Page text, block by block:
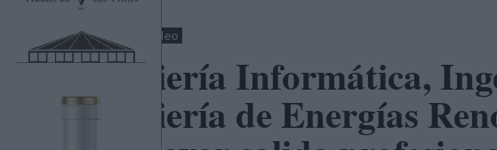
Nacional Empleo
Ingeniería Informática,
Ingeniería de Energías